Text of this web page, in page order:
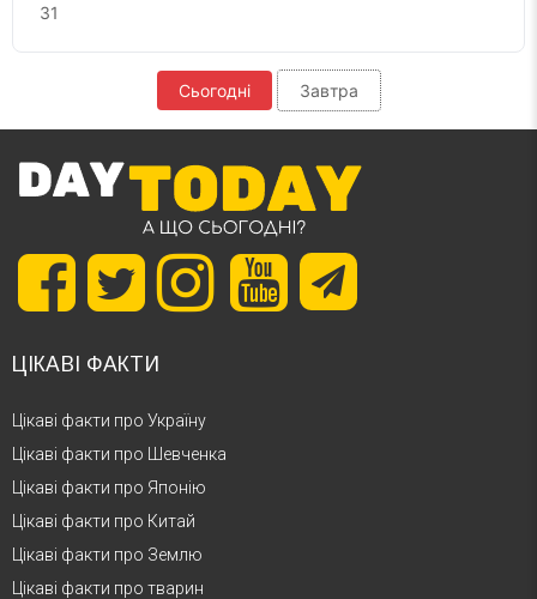
31
Сьогодні Завтра
ЦІКАВІ ФАКТИ
Цікаві факти про Україну
Цікаві факти про Шевченка
Цікаві факти про Японію
Цікаві факти про Китай
Цікаві факти про Землю
Цікаві факти про тварин